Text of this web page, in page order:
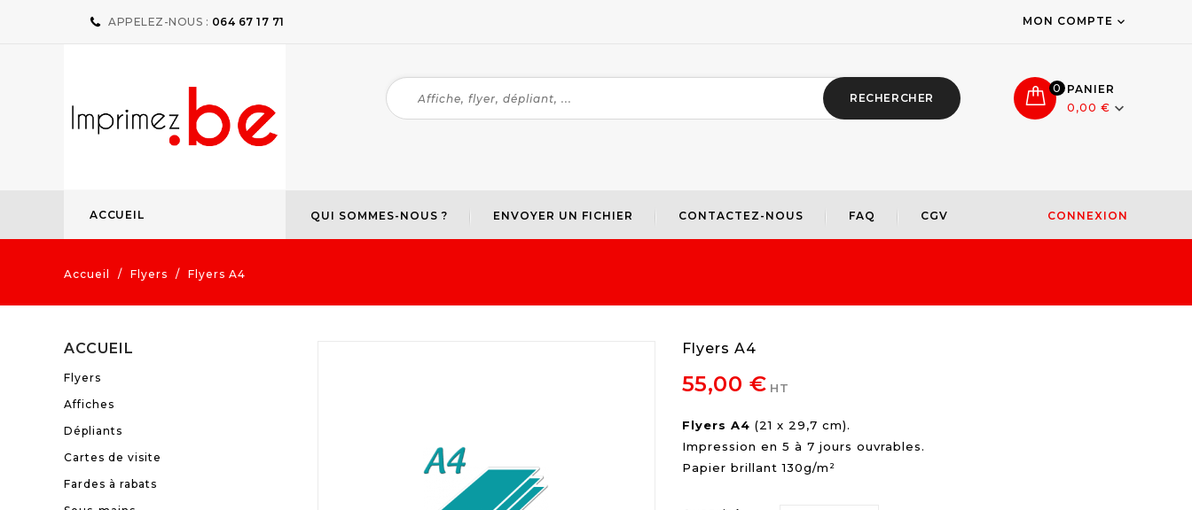
APPELEZ-NOUS : 064 67 17 71 MON COMPTE 
0 PANIER
0,00 € 
RECHERCHER
ACCUEIL QUI SOMMES-NOUS ? ENVOYER UN FICHIER CONTACTEZ-NOUS FAQ CGV CONNEXION
Accueil Flyers Flyers A4
ACCUEIL
Flyers
Affiches
Dépliants
Cartes de visite
Fardes à rabats
Flyers A4
55,00 € HT
Flyers A4 (21 x 29,7 cm).
Impression en 5 à 7 jours ouvrables.
Papier brillant 130g/m²